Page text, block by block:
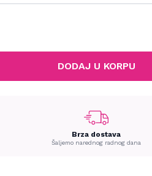
DODAJ U KORPU
Brza dostava
Šaljemo narednog radnog dana